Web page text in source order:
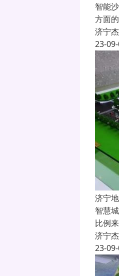
智能
方面
济宁
23-
济宁
智慧
比例
济宁
23-